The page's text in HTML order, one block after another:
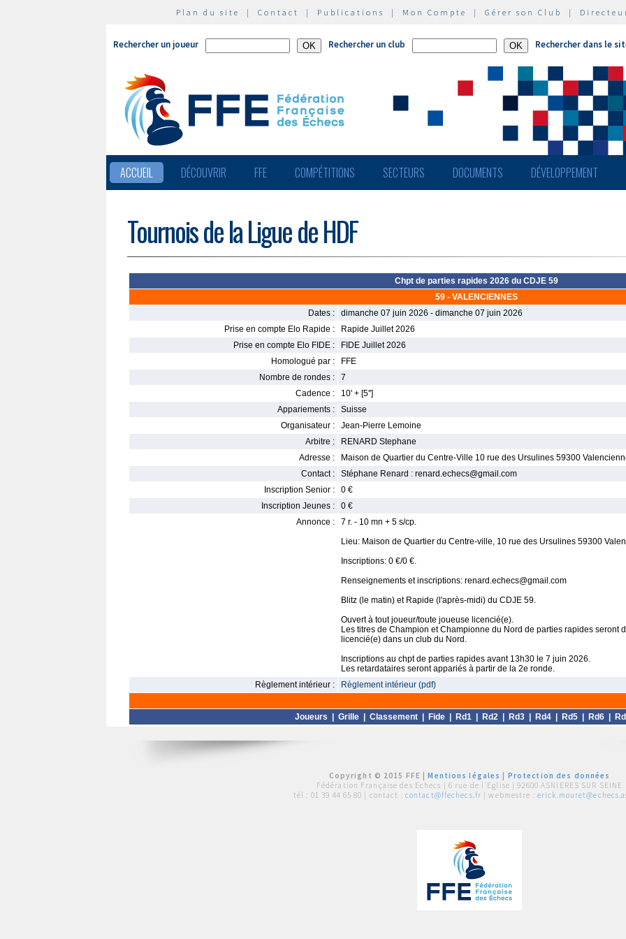
Plan du site | Contact | Publications | Mon Compte | Gérer son Club |
Rechercher un joueur Rechercher un club Rechercher dans le
ACCUEIL DÉCOUVRIR FFE COMPÉTITIONS SECTEURS DOCUMENTS DÉVELOPPEMENT
Tournois de la Ligue de HDF
Chpt de parties rapides 2026 du CDJE 59
59 - VALENCIENNES
Dates :
dimanche 07 juin 2026 - dimanche 07 juin 2026
Prise en compte Elo Rapide :
Rapide Juillet 2026
Prise en compte Elo FIDE :
FIDE Juillet 2026
Homologué par :
FFE
Nombre de rondes :
7
Cadence :
10' + [5'']
Appariements :
Suisse
Organisateur :
Jean-Pierre Lemoine
Arbitre :
RENARD Stephane
Adresse :
Maison de Quartier du Centre-Ville 10 rue des Ursulines 59300
Contact :
Stéphane Renard : renard.echecs@gmail.com
Inscription Senior :
0 €
Inscription Jeunes :
0 €
Annonce :
7 r. - 10 mn + 5 s/cp.
Lieu: Maison de Quartier du Centre-ville, 10 rue des Ursulines 59300
Inscriptions: 0 €/0 €.
Renseignements et inscriptions: renard.echecs@gmail.com
Blitz (le matin) et Rapide (l'après-midi) du CDJE 59.
Ouvert à tout joueur/toute joueuse licencié(e).
Les titres de Champion et Championne du Nord de parties rapides seront
licencié(e) dans un club du Nord.
Inscriptions au chpt de parties rapides avant 13h30 le 7 juin 2026.
Les retardataires seront appariés à partir de la 2e ronde.
Règlement intérieur :
Règlement intérieur (pdf)
Joueurs Grille Classement Fide Rd1 Rd2 Rd3 Rd4 Rd5 Rd6
Copyright © 2015 FFE |Mentions légales
Protection des données
Fédération Française des Echecs | 6 rue de l'Eglise | 92600 ASNIERES SUR SEINE
tél : 01 39 44 65 80 | contact : contact@ffechecs.fr | webmestre :